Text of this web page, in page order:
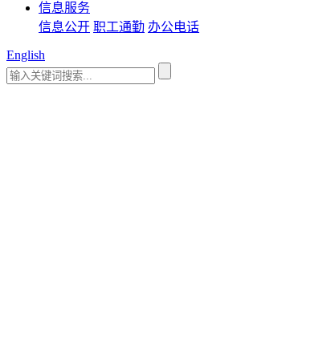
信息服务
信息公开 职工通勤 办公电话
English